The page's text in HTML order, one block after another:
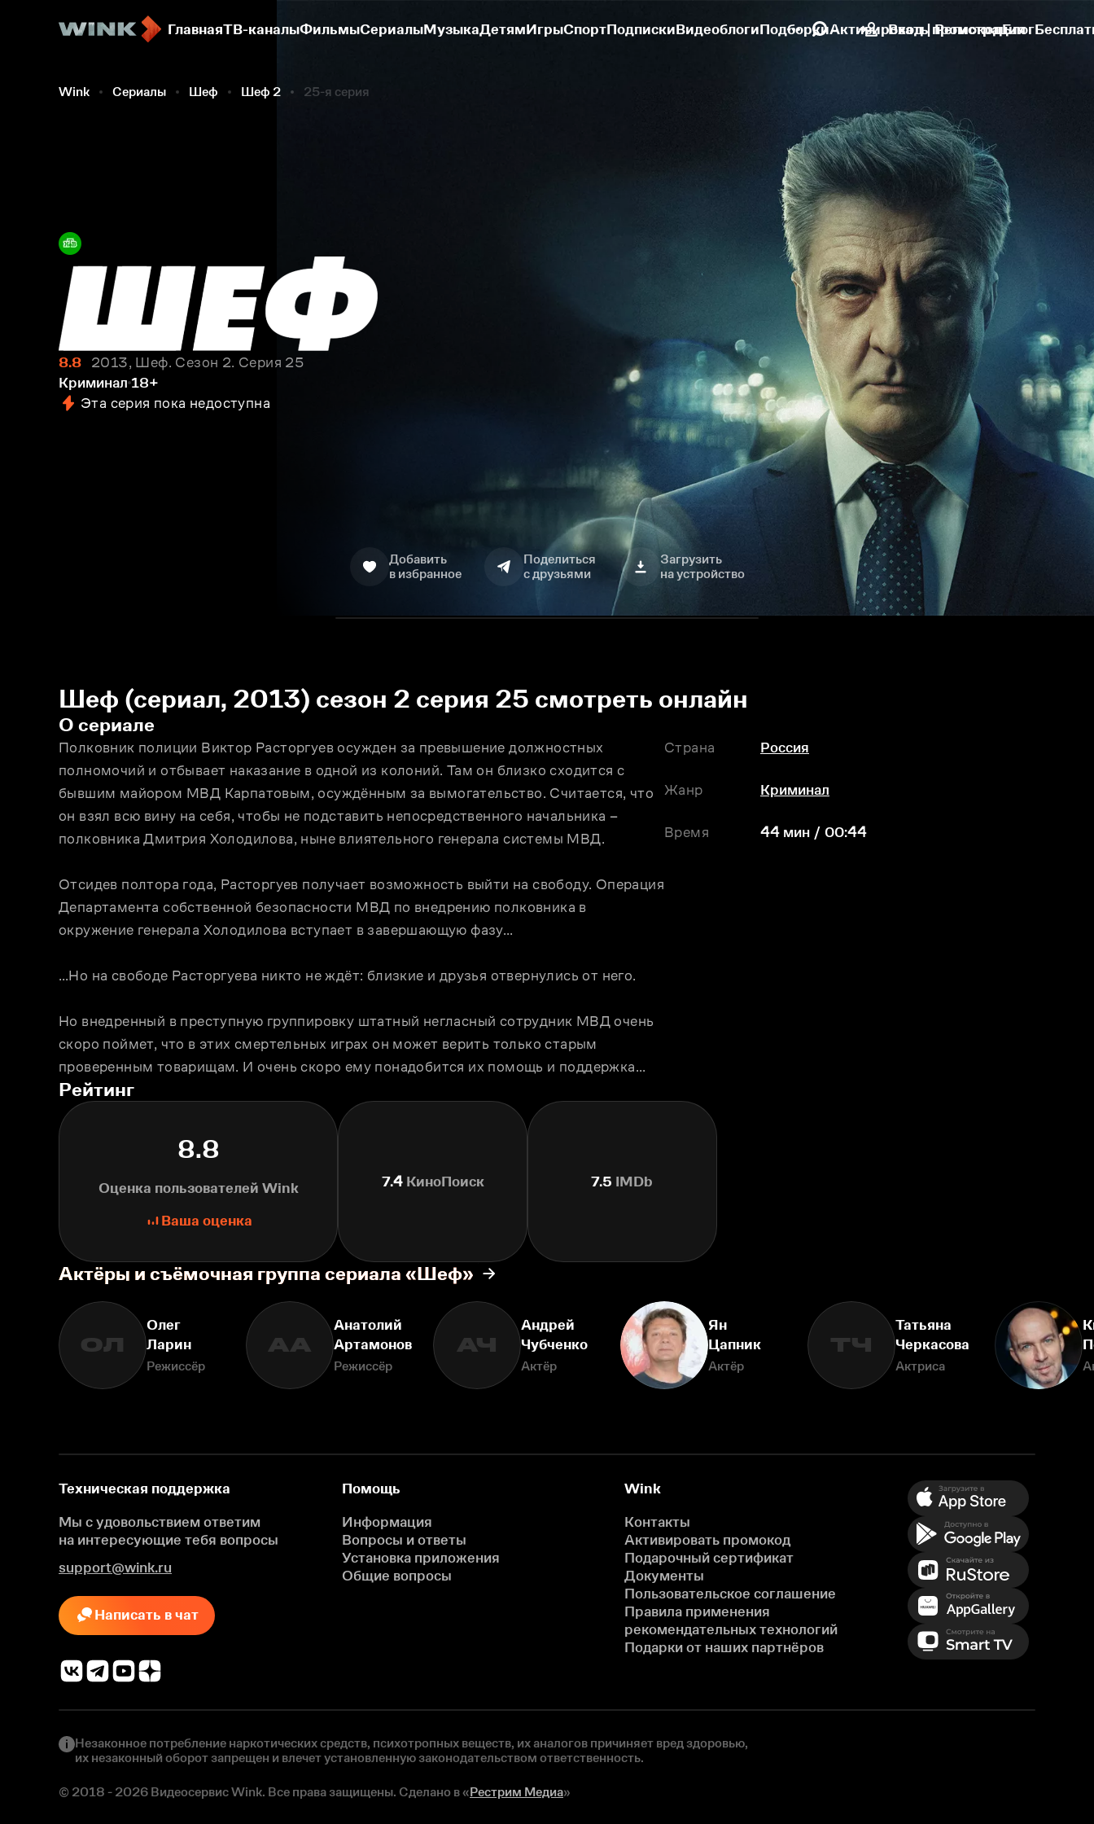
ГлавнаяТВ-каналыФильмыСериалыМузыкаДетямИгрыСпортПодпискиВидеоблогиПодборкиАктивировать промокодБлог
Вход | Регистрация
Wink Сериалы Шеф Шеф 2 25-я серия
8.8
2013, Шеф. Сезон 2. Серия 25
Криминал 18+
Эта серия пока недоступна
Добавить
в избранное
Поделиться
с друзьями
Загрузить
на устройство
Шеф (сериал, 2013) сезон 2 серия 25 смотреть онлайн
О сериале
Полковник полиции Виктор Расторгуев осужден за превышение должностных
полномочий и отбывает наказание в одной из колоний. Там он близко сходится с
бывшим майором МВД Карпатовым, осуждённым за вымогательство. Считается, что
он взял всю вину на себя, чтобы не подставить непосредственного начальника –
полковника Дмитрия Холодилова, ныне влиятельного генерала системы МВД.
Отсидев полтора года, Расторгуев получает возможность выйти на свободу. Операция
Департамента собственной безопасности МВД по внедрению полковника в
окружение генерала Холодилова вступает в завершающую фазу…
…Но на свободе Расторгуева никто не ждёт: близкие и друзья отвернулись от него.
Но внедренный в преступную группировку штатный негласный сотрудник МВД очень
скоро поймет, что в этих смертельных играх он может верить только старым
проверенным товарищам. И очень скоро ему понадобится их помощь и поддержка…
Страна Россия
Жанр Криминал
Время 44 мин / 00:44
Рейтинг
8.8
Оценка пользователей Wink
Ваша оценка
7.4КиноПоиск 7.5 IMDb
Актёры и съёмочная группа сериала «Шеф»
ОЛ
Олег
Ларин
Режиссёр
АА
Анатолий
Артамонов
Режиссёр
АЧ
Андрей
Чубченко
Актёр
Ян
Цапник
Актёр
ТЧ
Татьяна
Черкасова
Актриса
Техническая поддержка
Мы с удовольствием ответим
на интересующие тебя вопросы
support@wink.ru
Написать в чат
Помощь
Информация
Вопросы и ответы
Установка приложения
Общие вопросы
Wink
Контакты
Активировать промокод
Подарочный сертификат
Документы
Пользовательское соглашение
Правила применения
рекомендательных технологий
Подарки от наших партнёров
Незаконное потребление наркотических средств, психотропных веществ, их аналогов причиняет вред здоровью,
их незаконный оборот запрещен и влечет установленную законодательством ответственность.
© 2018 - 2026 Видеосервис Wink. Все права защищены. Сделано в «Рестрим Медиа»